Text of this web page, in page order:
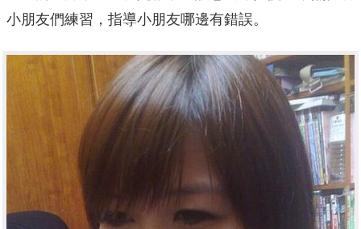
小朋友們練習，指導小朋友哪邊有錯誤。